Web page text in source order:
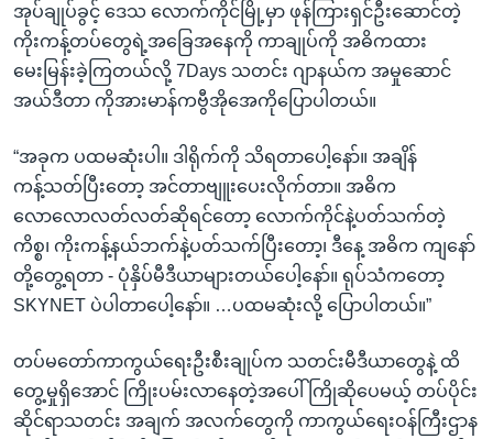
အုပ်ချုပ်ခွင့် ဒေသ လောက်ကိုင်မြို့မှာ ဖုန်ကြားရှင်ဦးဆောင်တဲ့
ကိုးကန့်တပ်တွေရဲ့အခြေအနေကို ကာချုပ်ကို အဓိကထား
မေးမြန်းခဲ့ကြတယ်လို့ 7Days သတင်း ဂျာနယ်က အမှုဆောင်
အယ်ဒီတာ ကိုအားမာန်ကဗွီအိုအေကိုပြောပါတယ်။
“အခုက ပထမဆုံးပါ။ ဒါရိုက်ကို သိရတာပေါ့နော်။ အချိန်
ကန့်သတ်ပြီးတော့ အင်တာဗျူးပေးလိုက်တာ။ အဓိက
လောလောလတ်လတ်ဆိုရင်တော့ လောက်ကိုင်နဲ့ပတ်သက်တဲ့
ကိစ္စ၊ ကိုးကန့်နယ်ဘက်နဲ့ပတ်သက်ပြီးတော့၊ ဒီနေ့ အဓိက ကျနော်
တို့တွေ့ရတာ - ပုံနှိပ်မီဒီယာများတယ်ပေါ့နော်။ ရုပ်သံကတော့
SKYNET ပဲပါတာပေါ့နော်။ …ပထမဆုံးလို့ ပြောပါတယ်။”
တပ်မတော်ကာကွယ်ရေးဦးစီးချုပ်က သတင်းမီဒီယာတွေနဲ့ ထိ
တွေ့မှုရှိအောင် ကြိုးပမ်းလာနေတဲ့အပေါ်ကြိုဆိုပေမယ့် တပ်ပိုင်း
ဆိုင်ရာသတင်း အချက် အလက်တွေကို ကာကွယ်ရေးဝန်ကြီးဌာန